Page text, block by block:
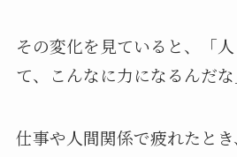
その変化を見ていると、「
て、こんなに力になるんだな
仕事や人間関係で疲れたと